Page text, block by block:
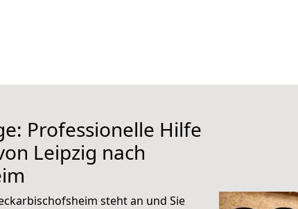
Professionelle Hilfe
Leipzig nach
steht an und Sie